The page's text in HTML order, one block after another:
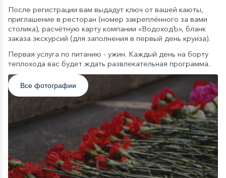
После регистрации вам выдадут ключ от вашей каюты,
приглашение в ресторан (номер закреплённого за вами
столика), расчётную карту компании «ВодоходЪ», бланк
заказа экскурсий (для заполнения в первый день круиза).
Первая услуга по питанию - ужин. Каждый день на борту
теплохода вас будет ждать развлекательная программа.
Все фотографии